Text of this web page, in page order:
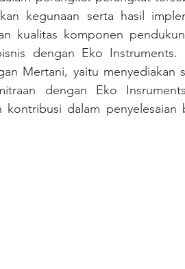
kegunaan serta hasil
kualitas komponen
dengan Eko
Mertani, yaitu
dengan Eko
kontribusi dalam